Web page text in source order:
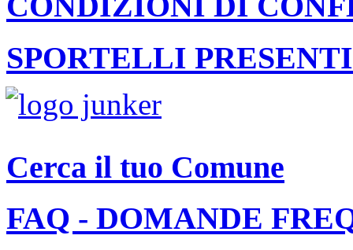
SPORTELLI
Cerca il tuo Comune
FAQ - DOMANDE